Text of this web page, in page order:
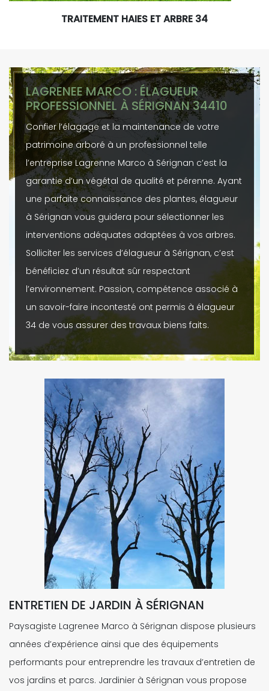
TRAITEMENT HAIES ET ARBRE 34
LAGRENEE MARCO : ÉLAGUEUR
PROFESSIONNEL À SÉRIGNAN 34410
Confier l’élagage et la maintenance de votre
patrimoine arboré à un professionnel telle
l’entreprise Lagrenne Marco à Sérignan c’est la
garantie d’un végétal de qualité et pérenne. Ayant
une parfaite connaissance des plantes, élagueur
à Sérignan vous guidera pour sélectionner les
interventions adéquates adaptées à vos arbres.
Solliciter les services d’élagueur à Sérignan, c’est
bénéficiez d’un résultat sûr respectant
l’environnement. Passion, compétence associé à
un savoir-faire incontesté ont permis à élagueur
34 de vous assurer des travaux biens faits.
ENTRETIEN DE JARDIN À SÉRIGNAN
Paysagiste Lagrenee Marco à Sérignan dispose plusieurs
années d’expérience ainsi que des équipements
performants pour entreprendre les travaux d’entretien de
vos jardins et parcs. Jardinier à Sérignan vous propose